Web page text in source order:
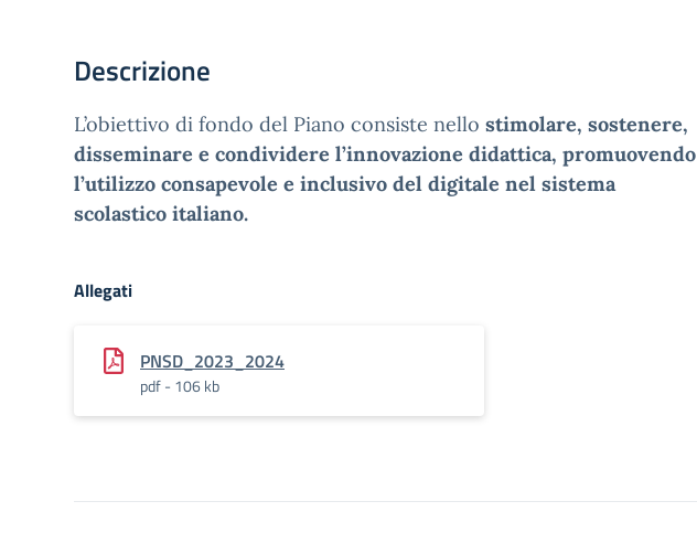
Descrizione
L’obiettivo di fondo del Piano consiste nello stimolare, sostenere,
disseminare e condividere l’innovazione didattica, promuovendo
l’utilizzo consapevole e inclusivo del digitale nel sistema
scolastico italiano.
Allegati
PNSD_2023_2024
pdf - 106 kb